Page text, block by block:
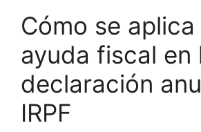
Cómo se aplica
ayuda fiscal en
declaración
IRPF